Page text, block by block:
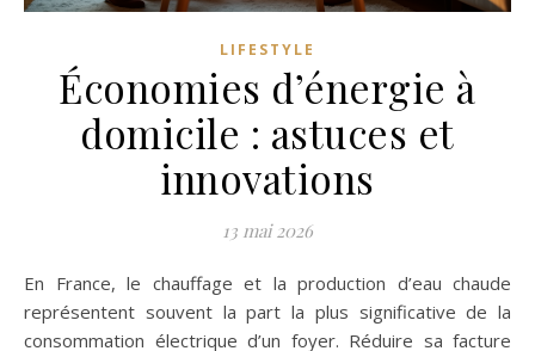
LIFESTYLE
Économies d’énergie à
domicile : astuces et
innovations
13 mai 2026
En France, le chauffage et la production d’eau chaude
représentent souvent la part la plus significative de la
consommation électrique d’un foyer. Réduire sa facture